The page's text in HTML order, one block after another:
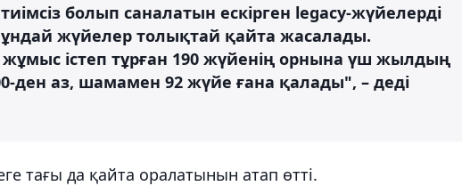
болып саналатын ескірген legacy-жүйелерді
жүйелер толықтай қайта жасалады.
жұмыс істеп тұрған 190 жүйенің орнына үш жылдың
аз, шамамен 92 жүйе ғана қалады", – деді
тағы да қайта оралатынын атап өтті.